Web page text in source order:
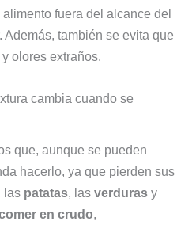
fuera del alcance del
también se evita que
olores extraños.
cambia cuando se
que, aunque se pueden
hacerlo, ya que pierden sus
las patatas, lasverdurasy
en crudo,